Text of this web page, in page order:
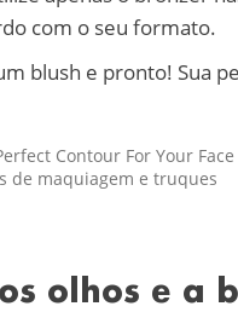
com o seu formato.
blush e pronto! Sua
olhos e a